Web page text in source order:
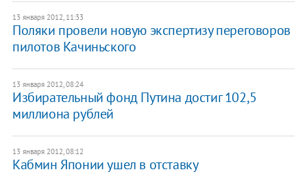
13 января 2012, 11:33
Поляки провели новую экспертизу переговоров
пилотов Качиньского
13 января 2012, 08:24
Избирательный фонд Путина достиг 102,5
миллиона рублей
13 января 2012, 08:12
Кабмин Японии ушел в отставку